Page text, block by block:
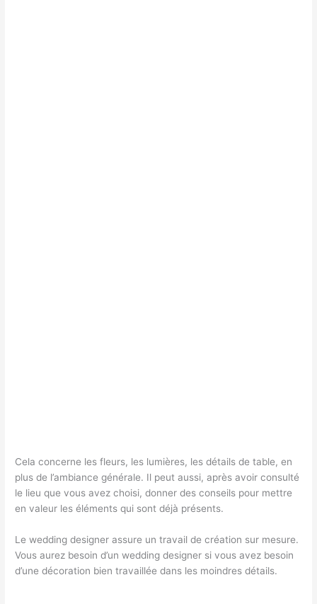
Cela concerne les fleurs, les lumières, les détails de table, en
plus de l’ambiance générale. Il peut aussi, après avoir consulté
le lieu que vous avez choisi, donner des conseils pour mettre
en valeur les éléments qui sont déjà présents.
Le wedding designer assure un travail de création sur mesure.
Vous aurez besoin d’un wedding designer si vous avez besoin
d’une décoration bien travaillée dans les moindres détails.